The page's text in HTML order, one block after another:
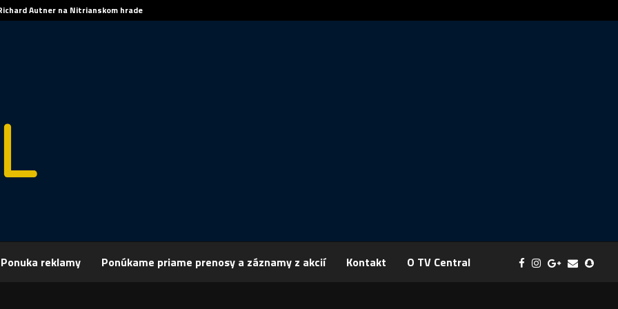
Autner na Nitrianskom hrade
Ponuka reklamy Ponúkame priame prenosy a záznamy z akcií Kontakt O TV Central